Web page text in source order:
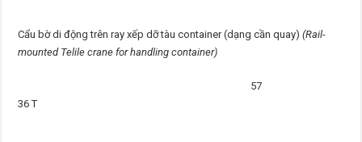
Cẩu bờ di động trên ray xếp dỡ tàu container (dạng cần quay)(Rail-
mounted Telile crane for handling container)
57
36 T